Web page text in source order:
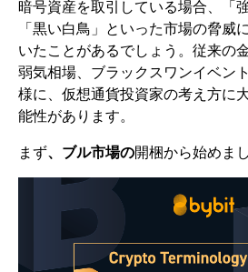
暗号資産を取引している場合、「
「黒い白鳥」といった市場の脅威
いたことがあるでしょう。従来の
弱気相場、ブラックスワンイベン
様に、仮想通貨投資家の考え方に
能性があります。
まず、ブル市場の開梱から始めま